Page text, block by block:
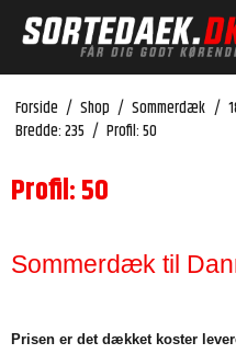
Forside / Shop / Sommerdæk /
Bredde: 235 / Profil: 50
Profil: 50
Sommerdæk til
Prisen er det dækket koster